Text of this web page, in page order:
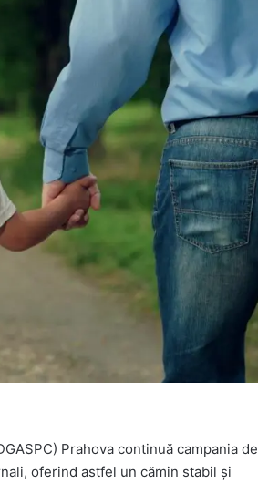
Prahova continuă campania de
oferind astfel un cămin stabil și